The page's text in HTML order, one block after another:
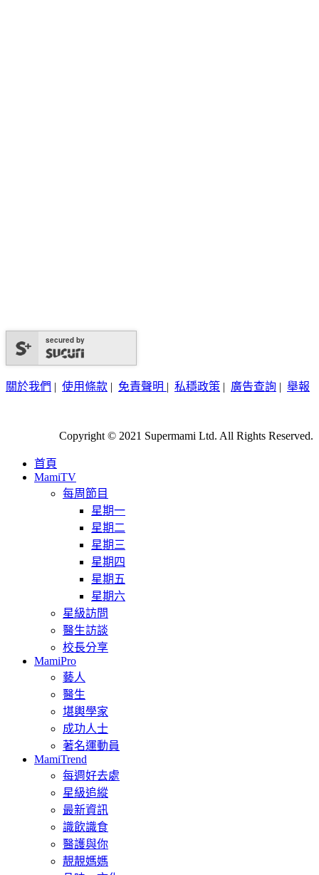
secured by
關於我們 | 使用條款 | 免責聲明 | 私穩政策 | 廣告查詢 | 舉報
Copyright © 2021 Supermami Ltd. All Rights Reserved.
首頁
MamiTV
每周節目
星期一
星期二
星期三
星期四
星期五
星期六
星級訪問
醫生訪談
校長分享
MamiPro
藝人
醫生
堪輿學家
成功人士
著名運動員
MamiTrend
每週好去處
星級追縱
最新資訊
識飲識食
醫護與你
靚靚媽媽